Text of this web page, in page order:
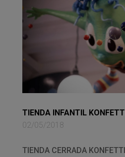
TIENDA INFANTIL
02/05/2018
TIENDA CERRADA